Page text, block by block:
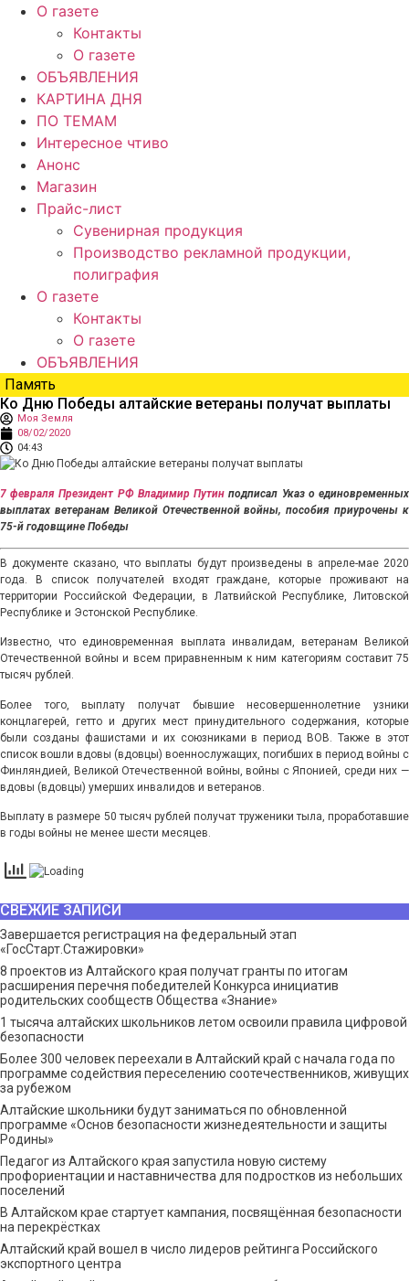
О газете
Контакты
О газете
ОБЪЯВЛЕНИЯ
КАРТИНА ДНЯ
ПО ТЕМАМ
Интересное чтиво
Анонс
Магазин
Прайс-лист
Сувенирная продукция
Производство рекламной продукции,
полиграфия
О газете
Контакты
О газете
ОБЪЯВЛЕНИЯ
Память
Ко Дню Победы алтайские ветераны получат выплаты
Моя Земля
08/02/2020
04:43
7 февраля Президент РФ Владимир Путин подписал Указ о единовременных
выплатах ветеранам Великой Отечественной войны, пособия приурочены к
75-й годовщине Победы
В документе сказано, что выплаты будут произведены в апреле-мае 2020
года. В список получателей входят граждане, которые проживают на
территории Российской Федерации, в Латвийской Республике, Литовской
Республике и Эстонской Республике.
Известно, что единовременная выплата инвалидам, ветеранам Великой
Отечественной войны и всем приравненным к ним категориям составит 75
тысяч рублей.
Более того, выплату получат бывшие несовершеннолетние узники
концлагерей, гетто и других мест принудительного содержания, которые
были созданы фашистами и их союзниками в период ВОВ. Также в этот
список вошли вдовы (вдовцы) военнослужащих, погибших в период войны с
Финляндией, Великой Отечественной войны, войны с Японией, среди них —
вдовы (вдовцы) умерших инвалидов и ветеранов.
Выплату в размере 50 тысяч рублей получат труженики тыла, проработавшие
в годы войны не менее шести месяцев.
СВЕЖИЕ ЗАПИСИ
Завершается регистрация на федеральный этап
«ГосСтарт.Стажировки»
8 проектов из Алтайского края получат гранты по итогам
расширения перечня победителей Конкурса инициатив
родительских сообществ Общества «Знание»
1 тысяча алтайских школьников летом освоили правила цифровой
безопасности
Более 300 человек переехали в Алтайский край с начала года по
программе содействия переселению соотечественников, живущих
за рубежом
Алтайские школьники будут заниматься по обновленной
программе «Основ безопасности жизнедеятельности и защиты
Родины»
Педагог из Алтайского края запустила новую систему
профориентации и наставничества для подростков из небольших
поселений
В Алтайском крае стартует кампания, посвящённая безопасности
на перекрёстках
Алтайский край вошел в число лидеров рейтинга Российского
экспортного центра